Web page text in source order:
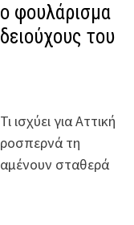
φουλάρισμα
του
ισχύει για Αττική
τη
σταθερά